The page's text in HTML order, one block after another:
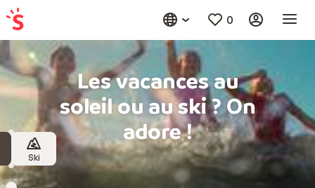
0
Les vacances au
soleil ou au ski ? On
adore !
Ski